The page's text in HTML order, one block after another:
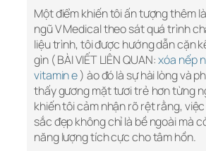
Một điểm khiến tôi ấn tượng thêm
ngũ V Medical theo sát quá trình
liệu trình, tôi được hướng dẫn cặn
gìn ( BÀI VIẾT LIÊN QUAN:xóa nếp
vitamin e) ào đó là sự hài lòng và
thấy gương mặt tươi trẻ hơn từng
khiến tôi cảm nhận rõ rệt rằng,
sắc đẹp không chỉ là bề ngoài mà
năng lượng tích cực cho tâm hồn.